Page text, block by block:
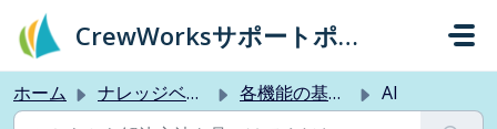
メインコンテンツに移動
CrewWorksサポートポータル
ホーム ナレッジベース 各機能の基本的な使い方 AI